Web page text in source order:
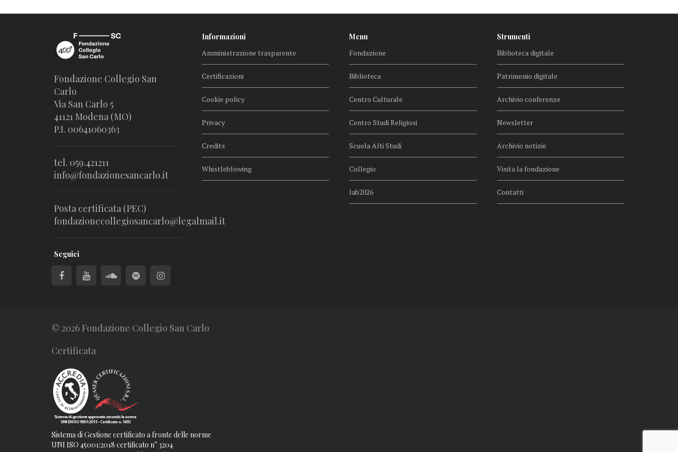
Fondazione Collegio San
Carlo
Via San Carlo 5
41121 Modena (MO)
P.I. 00641060363
tel. 059.421211
info@fondazionesancarlo.it
Posta certificata (PEC)
fondazionecollegiosancarlo@legalmail.it
Seguici
Informazioni
Amministrazione trasparente
Certificazioni
Cookie policy
Privacy
Credits
Whistleblowing
Menu
Fondazione
Biblioteca
Centro Culturale
Centro Studi Religiosi
Scuola Alti Studi
Collegio
lab2026
Strumenti
Biblioteca digitale
Patrimonio digitale
Archivio conferenze
Newsletter
Archivio notizie
Visita la fondazione
Contatti
© 2026 Fondazione Collegio San Carlo
Certificata
Sistema di Gestione certificato a fronte delle norme
UNI ISO 45001:2018 certificato n° 3204